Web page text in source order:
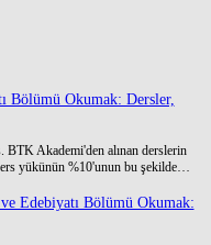
Bölümü Okumak: Dersler,
Akademi'den alınan derslerin
yükünün %10'unun bu şekilde…
Edebiyatı Bölümü Okumak: